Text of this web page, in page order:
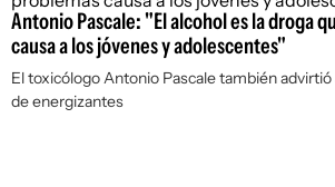
Antonio Pascale: "El alcohol es la droga
causa a los jóvenes y adolescentes"
El toxicólogo Antonio Pascale también
de energizantes